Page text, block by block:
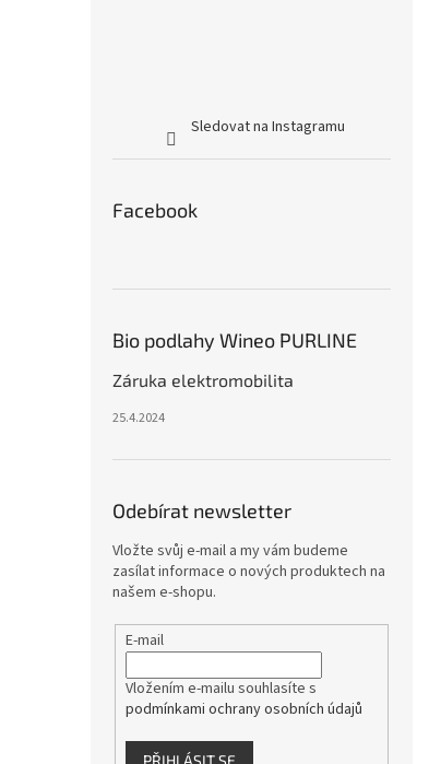
Sledovat na Instagramu
Facebook
Bio podlahy Wineo PURLINE
Záruka elektromobilita
25.4.2024
Odebírat newsletter
Vložte svůj e-mail a my vám budeme
zasílat informace o nových produktech na
našem e-shopu.
E-mail
Vložením e-mailu souhlasíte s
podmínkami ochrany osobních údajů
PŘIHLÁSIT SE